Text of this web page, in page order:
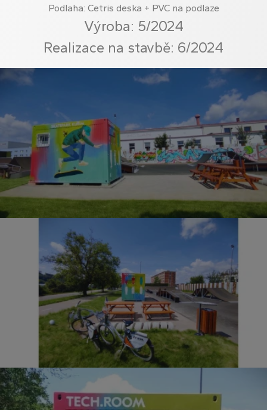
Podlaha: Cetris deska + PVC na podlaze
Výroba: 5/2024
Realizace na stavbě: 6/2024